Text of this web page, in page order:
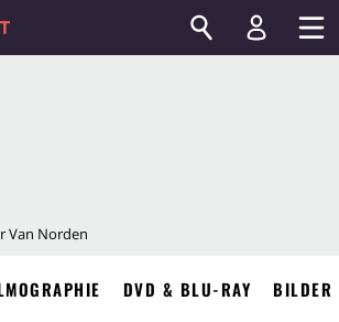
Van Norden
DVD & BLU-RAY BILDER